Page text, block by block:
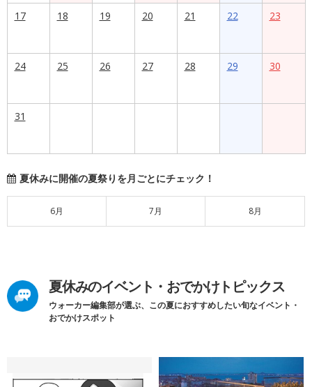
17
18 19 20 21 22 23
24 25 26 27 28 29 30
31
夏休みに開催の夏祭りを月ごとにチェック！
6月 7月 8月
夏休みのイベント・おでかけトピックス
ウォーカー編集部が選ぶ、この夏におすすめしたい旬なイベント・
おでかけスポット